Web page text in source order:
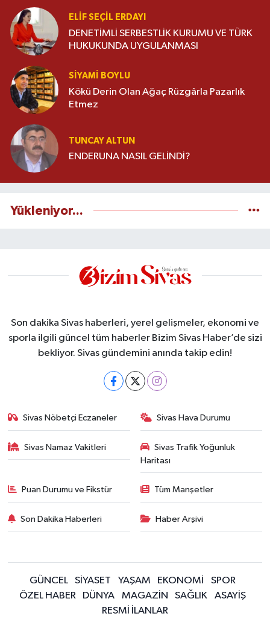
ELIF SEÇIL ERDAYI
DENETİMLİ SERBESTLİK KURUMU VE TÜRK
HUKUKUNDA UYGULANMASI
SIYAMI BOYLU
Kökü Derin Olan Ağaç Rüzgârla Pazarlık
Etmez
TUNCAY ALTUN
ENDERUNA NASIL GELİNDİ?
Yükleniyor...
Son dakika Sivas haberleri, yerel gelişmeler, ekonomi ve
sporla ilgili güncel tüm haberler Bizim Sivas Haber’de sizi
bekliyor. Sivas gündemini anında takip edin!
Sivas Nöbetçi Eczaneler Sivas Hava Durumu
Sivas Namaz Vakitleri
Sivas Trafik Yoğunluk
Haritası
Puan Durumu ve Fikstür Tüm Manşetler
Son Dakika Haberleri Haber Arşivi
GÜNCEL SİYASET YAŞAM EKONOMİ
SPOR
ÖZEL HABER
DÜNYA MAGAZİN SAĞLIK
ASAYİŞ
RESMİ İLANLAR